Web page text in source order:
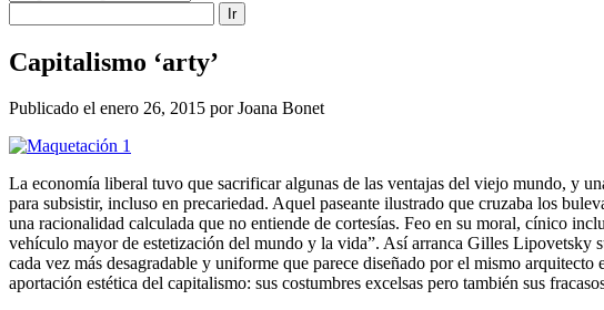
Capitalismo ‘arty’
Publicado el enero 26, 2015 por Joana Bonet
La economía liberal tuvo que sacrificar algunas de las ventajas del viejo mundo, y
para subsistir, incluso en precariedad. Aquel paseante ilustrado que cruzaba los
una racionalidad calculada que no entiende de cortesías. Feo en su moral, cínico
vehículo mayor de estetización del mundo y la vida”. Así arranca Gilles Lipovetsky
cada vez más desagradable y uniforme que parece diseñado por el mismo
aportación estética del capitalismo: sus costumbres excelsas pero también sus